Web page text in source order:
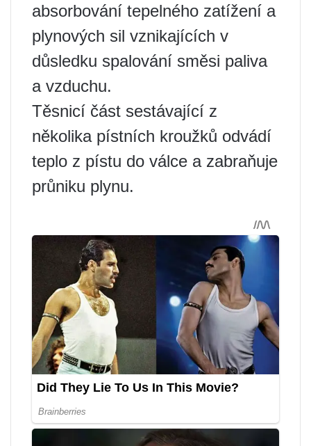
absorbování tepelného zatížení a
plynových sil vznikajících v
důsledku spalování směsi paliva
a vzduchu.
Těsnicí část sestávající z
několika pístních kroužků odvádí
teplo z pístu do válce a zabraňuje
průniku plynu.